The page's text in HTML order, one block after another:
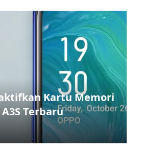
Kartu Memori
Terbaru